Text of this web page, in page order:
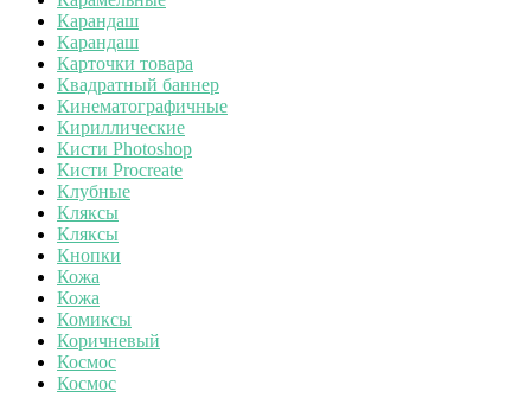
Карандаш
Карандаш
Карточки товара
Квадратный баннер
Кинематографичные
Кириллические
Кисти Photoshop
Кисти Procreate
Клубные
Кляксы
Кляксы
Кнопки
Кожа
Кожа
Комиксы
Коричневый
Космос
Космос